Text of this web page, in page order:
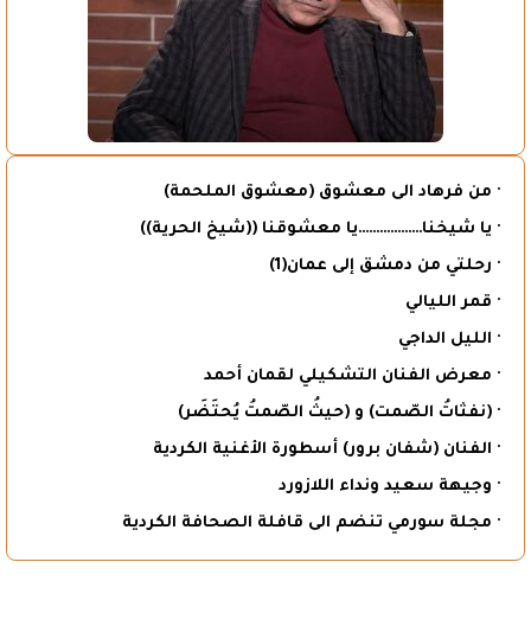
· من فرهاد الى معشوق (معشوق الملحمة)
· يا شيخنا………………يا معشوقنا ((شيخ الحرية))
· رحلتي من دمشق إلى عمان(1)
· قمر الليالي
· الليل الداجي
· معرض الفنان التشكيلي لقمان أحمد
· (نفثاتُ الصّمت) و (حيثُ الصّمتُ يُحتَضَر)
· الفنان (شفان برور) أسطورة الأغنية الكردية
· وجيهة سعيد ونداء اللازورد
· مجلة سورمي تنضم الى قافلة الصحافة الكردية